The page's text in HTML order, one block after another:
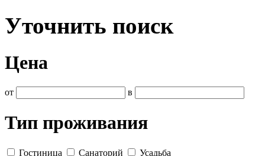
Уточнить поиск
Цена
от в
Тип проживания
Гостиница Санаторий Усадьба